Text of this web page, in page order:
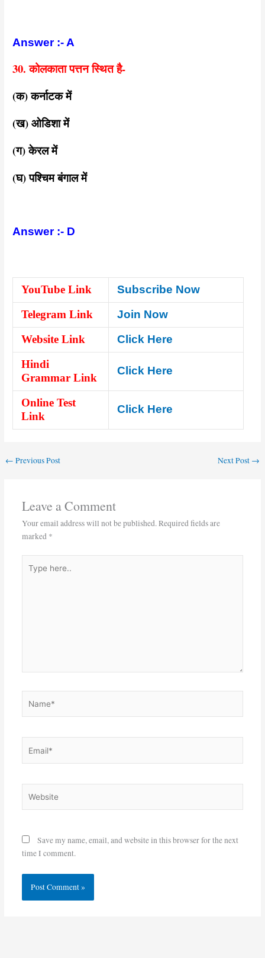
Answer :- A
30. कोलकाता पत्तन स्थित है-
(क) कर्नाटक में
(ख) ओडिशा में
(ग) केरल में
(घ) पश्चिम बंगाल में
Answer :- D
YouTube Link
Subscribe Now
Telegram Link
Join Now
Website Link
Click Here
Hindi
Grammar Link
Click Here
Online Test
Link
Click Here
← Previous Post Next Post →
Leave a Comment
Your email address will not be published.Required fields are
marked *
here..
Save my name, email, and website in this browser for the next
time I comment.